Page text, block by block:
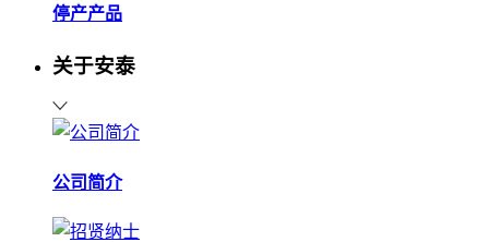
停产产品
关于安泰
公司简介